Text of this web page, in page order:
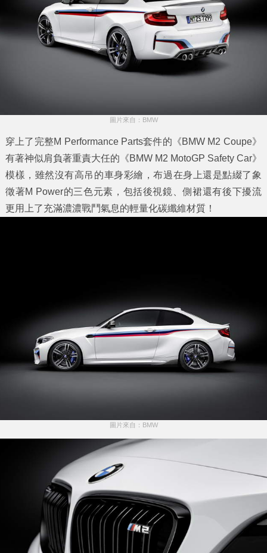
圖片來自：BMW
穿上了完整M Performance Parts套件的《BMW M2 Coupe》
有著神似肩負著重責大任的《BMW M2 MotoGP Safety Car》
模樣，雖然沒有高吊的車身彩繪，布過在身上還是點綴了象
徵著M Power的三色元素，包括後視鏡、側裙還有後下擾流
更用上了充滿濃濃戰鬥氣息的輕量化碳纖維材質！
圖片來自：BMW